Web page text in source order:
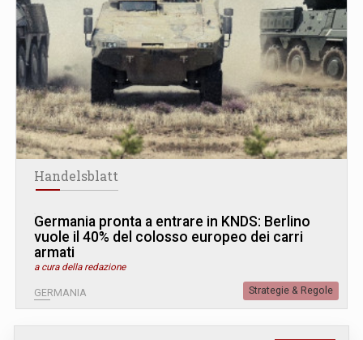
Handelsblatt
Germania pronta a entrare in KNDS: Berlino
vuole il 40% del colosso europeo dei carri
armati
a cura della redazione
GERMANIA Strategie & Regole